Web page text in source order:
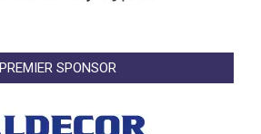
PREMIER SPONSOR